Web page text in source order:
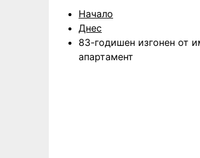
Начало
Днес
83-годишен изгонен от
апартамент